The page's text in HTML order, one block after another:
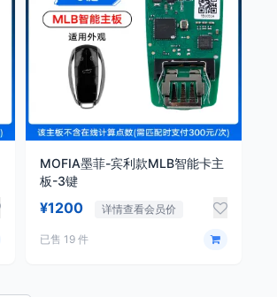
MOFIA墨菲-宾利款MLB智能卡主
板-3键
¥1200 详情查看会员价
已售 19 件